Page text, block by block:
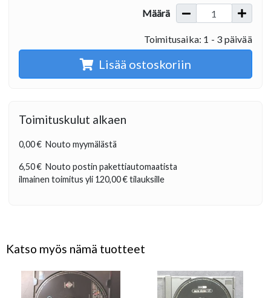
Määrä
Toimitusaika: 1 - 3 päivää
Lisää ostoskoriin
Toimituskulut alkaen
0,00 € Nouto myymälästä
6,50 € Nouto postin pakettiautomaatista
ilmainen toimitus yli 120,00 €tilauksille
Katso myös nämä tuotteet